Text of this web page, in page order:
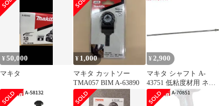
純正 パーツ 部品 正規
品 おすすめ 便利
¥50,000
マキタ
¥ 1,000
マキタ カットソー
TMA057 BIM A-63890
¥ 2,900
マキタ シャフト A-
43751 低粘度材用 ネジ
込み式 M12 カクハン機
用 makita 正規品 純正品